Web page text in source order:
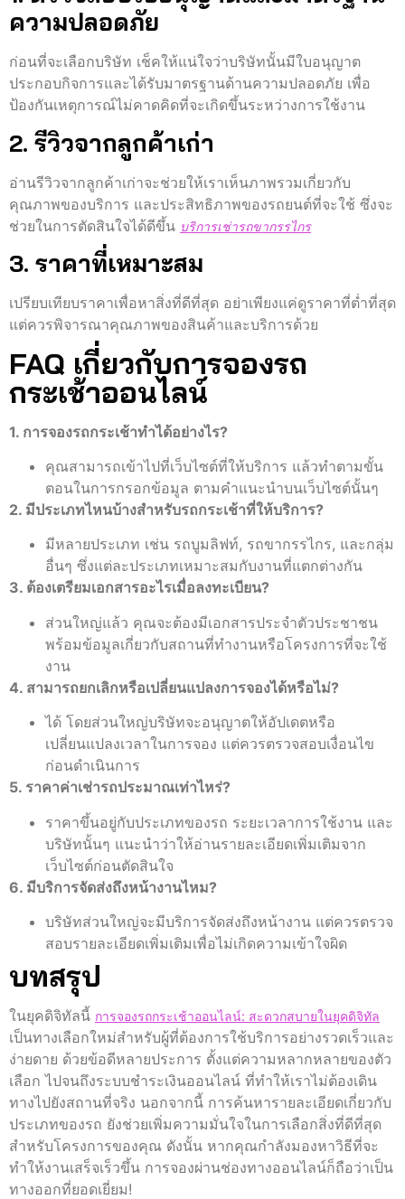
ความปลอดภัย
ก่อนที่จะเลือกบริษัท เช็คให้แน่ใจว่าบริษัทนั้นมีใบอนุญาต
ประกอบกิจการและได้รับมาตรฐานด้านความปลอดภัย เพื่อ
ป้องกันเหตุการณ์ไม่คาดคิดที่จะเกิดขึ้นระหว่างการใช้งาน
2. รีวิวจากลูกค้าเก่า
อ่านรีวิวจากลูกค้าเก่าจะช่วยให้เราเห็นภาพรวมเกี่ยวกับ
คุณภาพของบริการ และประสิทธิภาพของรถยนต์ที่จะใช้ ซึ่งจะ
ช่วยในการตัดสินใจได้ดีขึ้น บริการเช่ารถขากรรไกร
3. ราคาที่เหมาะสม
เปรียบเทียบราคาเพื่อหาสิ่งที่ดีที่สุด อย่าเพียงแค่ดูราคาที่ต่ำที่สุด
แต่ควรพิจารณาคุณภาพของสินค้าและบริการด้วย
FAQ เกี่ยวกับการจองรถ
กระเช้าออนไลน์
1. การจองรถกระเช้าทำได้อย่างไร?
คุณสามารถเข้าไปที่เว็บไซต์ที่ให้บริการ แล้วทำตามขั้น
ตอนในการกรอกข้อมูล ตามคำแนะนำบนเว็บไซต์นั้นๆ
2. มีประเภทไหนบ้างสำหรับรถกระเช้าที่ให้บริการ?
มีหลายประเภท เช่น รถบูมลิฟท์, รถขากรรไกร, และกลุ่ม
อื่นๆ ซึ่งแต่ละประเภทเหมาะสมกับงานที่แตกต่างกัน
3. ต้องเตรียมเอกสารอะไรเมื่อลงทะเบียน?
ส่วนใหญ่แล้ว คุณจะต้องมีเอกสารประจำตัวประชาชน
พร้อมข้อมูลเกี่ยวกับสถานที่ทำงานหรือโครงการที่จะใช้
งาน
4. สามารถยกเลิกหรือเปลี่ยนแปลงการจองได้หรือไม่?
ได้ โดยส่วนใหญ่บริษัทจะอนุญาตให้อัปเดตหรือ
เปลี่ยนแปลงเวลาในการจอง แต่ควรตรวจสอบเงื่อนไข
ก่อนดำเนินการ
5. ราคาค่าเช่ารถประมาณเท่าไหร่?
ราคาขึ้นอยู่กับประเภทของรถ ระยะเวลาการใช้งาน และ
บริษัทนั้นๆ แนะนำว่าให้อ่านรายละเอียดเพิ่มเติมจาก
เว็บไซต์ก่อนตัดสินใจ
6. มีบริการจัดส่งถึงหน้างานไหม?
บริษัทส่วนใหญ่จะมีบริการจัดส่งถึงหน้างาน แต่ควรตรวจ
สอบรายละเอียดเพิ่มเติมเพื่อไม่เกิดความเข้าใจผิด
บทสรุป
ในยุคดิจิทัลนี้ การจองรถกระเช้าออนไลน์: สะดวกสบายในยุคดิจิทัล
เป็นทางเลือกใหม่สำหรับผู้ที่ต้องการใช้บริการอย่างรวดเร็วและ
ง่ายดาย ด้วยข้อดีหลายประการ ตั้งแต่ความหลากหลายของตัว
เลือก ไปจนถึงระบบชำระเงินออนไลน์ ที่ทำให้เราไม่ต้องเดิน
ทางไปยังสถานที่จริง นอกจากนี้ การค้นหารายละเอียดเกี่ยวกับ
ประเภทของรถ ยังช่วยเพิ่มความมั่นใจในการเลือกสิ่งที่ดีที่สุด
สำหรับโครงการของคุณ ดังนั้น หากคุณกำลังมองหาวิธีที่จะ
ทำให้งานเสร็จเร็วขึ้น การจองผ่านช่องทางออนไลน์ก็ถือว่าเป็น
ทางออกที่ยอดเยี่ยม!